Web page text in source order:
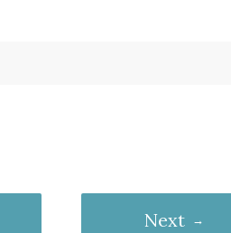
Next